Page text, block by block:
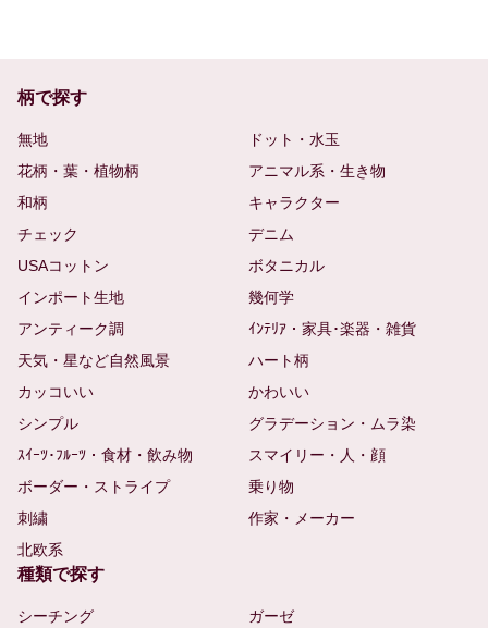
柄で探す
無地
ドット・水玉
花柄・葉・植物柄
アニマル系・生き物
和柄
キャラクター
チェック
デニム
USAコットン
ボタニカル
インポート生地
幾何学
アンティーク調
ｲﾝﾃﾘｱ・家具･楽器・雑貨
天気・星など自然風景
ハート柄
カッコいい
かわいい
シンプル
グラデーション・ムラ染
ｽｲｰﾂ･ﾌﾙｰﾂ・食材・飲み物
スマイリー・人・顔
ボーダー・ストライプ
乗り物
刺繍
作家・メーカー
北欧系
種類で探す
シーチング
ガーゼ